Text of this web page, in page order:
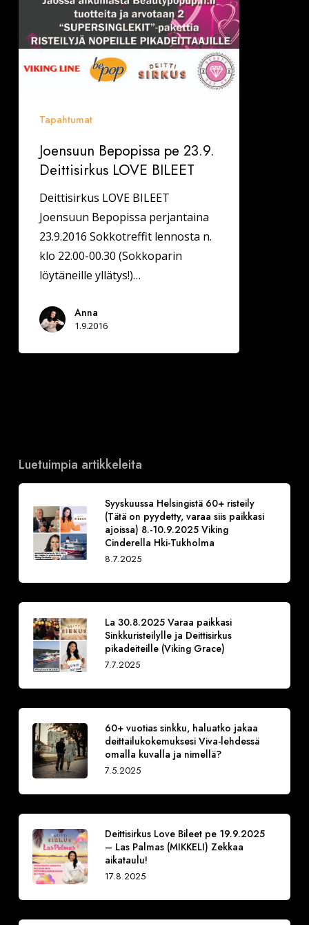
Tapahtumat
Joensuun Bepopissa pe 23.9.
Deittisirkus LOVE BILEET
Deittisirkus LOVE BILEET
Joensuun Bepopissa perjantaina
23.9.2016 Sokkotreffit lennosta n.
klo 22.00-00.30 (Sokkoparin
löytäneille yllätys!)…
Anna
1.9.2016
Luetuimpia artikkeleita
Syyskuussa Helsingistä 60+ risteily
(Tätä on pyydetty, varaa siis paikkasi
ajoissa) 8.-10.9.2025 Viking
Cinderella Hki-Tukholma
8.7.2025
La 30.8.2025 Varaa paikkasi
Sinkkuristeilylle ja Deittisirkus
pikadeiteille (Viking Grace)
7.7.2025
60+ vuotias sinkku, haluatko jakaa
deittailukokemuksesi Viva-lehdessä
omalla kuvalla ja nimellä?
7.5.2025
Deittisirkus Love Bileet pe 19.9.2025
– Las Palmas (MIKKELI) Zekkaa
aikataulu!
17.8.2025